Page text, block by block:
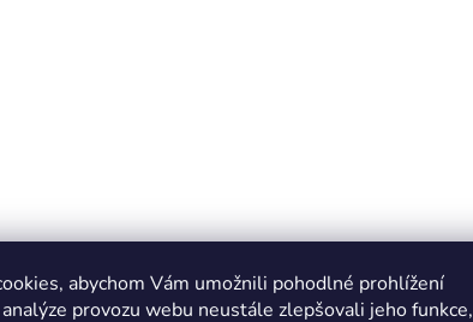
abychom Vám umožnili pohodlné prohlížení
provozu webu neustále zlepšovali jeho funkce,